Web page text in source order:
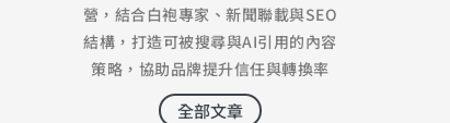
營，結合白袍專家、新聞聯載與SEO
結構，打造可被搜尋與AI引用的內容
策略，協助品牌提升信任與轉換率
全部文章